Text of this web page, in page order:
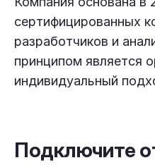
сертифицированных
разработчиков и
принципом является
индивидуальный
Подключите